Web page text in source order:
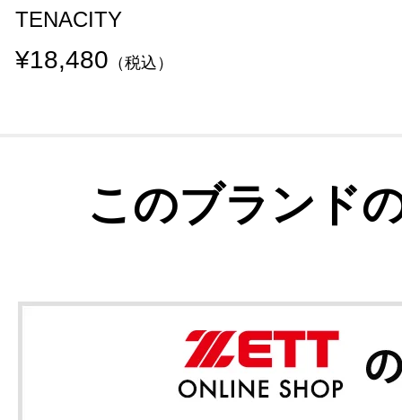
TENACITY
¥18,480 （税込）
このブランド